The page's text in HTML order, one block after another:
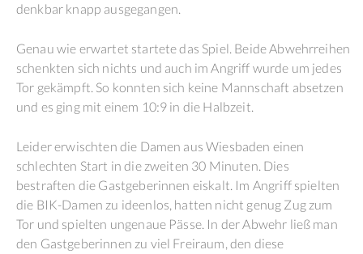
denkbar knapp ausgegangen.
Genau wie erwartet startete das Spiel. Beide Abwehrreihen
schenkten sich nichts und auch im Angriff wurde um jedes
Tor gekämpft. So konnten sich keine Mannschaft absetzen
und es ging mit einem 10:9 in die Halbzeit.
Leider erwischten die Damen aus Wiesbaden einen
schlechten Start in die zweiten 30 Minuten. Dies
bestraften die Gastgeberinnen eiskalt. Im Angriff spielten
die BIK-Damen zu ideenlos, hatten nicht genug Zug zum
Tor und spielten ungenaue Pässe. In der Abwehr ließ man
den Gastgeberinnen zu viel Freiraum, den diese